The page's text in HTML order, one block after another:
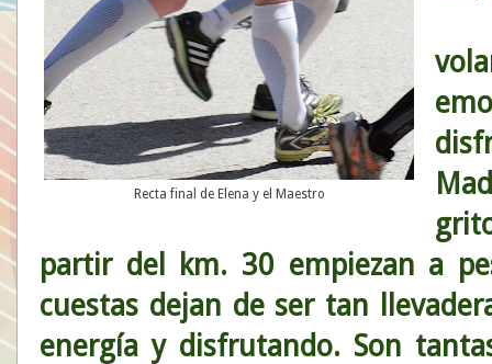
Recta final de Elena y el Maestro
partir del km. 30 empiezan a
cuestas dejan de ser tan
energía y disfrutando. Son